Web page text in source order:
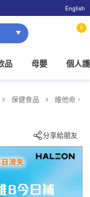
。
English
0
品 母嬰 個人
保健食品
維他命、
分享給朋友